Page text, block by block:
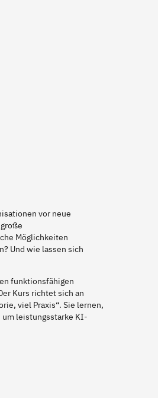
vor neue
Möglichkeiten
Und wie lassen sich
funktionsfähigen
Kurs richtet sich an
viel Praxis“. Sie lernen,
um leistungsstarke KI-